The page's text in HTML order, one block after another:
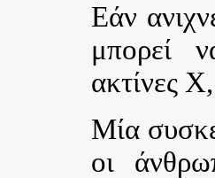
Εάν
μπορεί
ακτίνες
Μία
οι